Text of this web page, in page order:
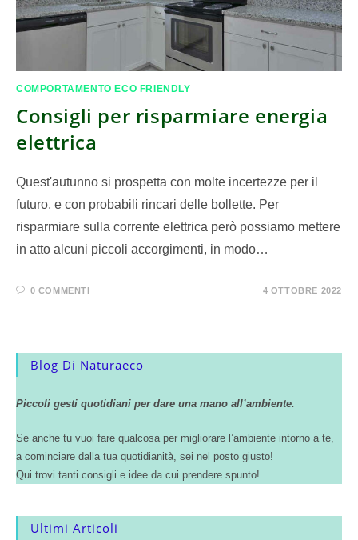
COMPORTAMENTO ECO FRIENDLY
Consigli per risparmiare energia
elettrica
Quest'autunno si prospetta con molte incertezze per il
futuro, e con probabili rincari delle bollette. Per
risparmiare sulla corrente elettrica però possiamo mettere
in atto alcuni piccoli accorgimenti, in modo…
0 COMMENTI 4 OTTOBRE 2022
Blog Di Naturaeco
Piccoli gesti quotidiani per dare una mano all’ambiente.
Se anche tu vuoi fare qualcosa per migliorare l’ambiente intorno a te,
a cominciare dalla tua quotidianità, sei nel posto giusto!
Qui trovi tanti consigli e idee da cui prendere spunto!
Ultimi Articoli